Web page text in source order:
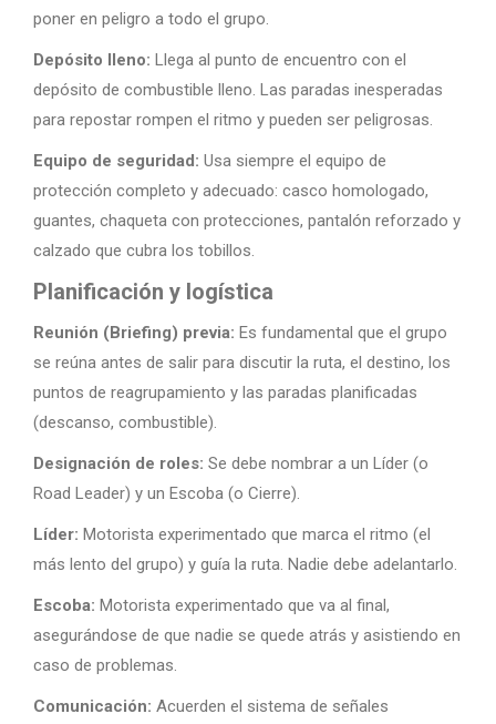
poner en peligro a todo el grupo.
Depósito lleno: Llega al punto de encuentro con el
depósito de combustible lleno. Las paradas inesperadas
para repostar rompen el ritmo y pueden ser peligrosas.
Equipo de seguridad: Usa siempre el equipo de
protección completo y adecuado: casco homologado,
guantes, chaqueta con protecciones, pantalón reforzado y
calzado que cubra los tobillos.
Planificación y logística
Reunión (Briefing) previa: Es fundamental que el grupo
se reúna antes de salir para discutir la ruta, el destino, los
puntos de reagrupamiento y las paradas planificadas
(descanso, combustible).
Designación de roles: Se debe nombrar a un Líder (o
Road Leader) y un Escoba (o Cierre).
Líder: Motorista experimentado que marca el ritmo (el
más lento del grupo) y guía la ruta. Nadie debe adelantarlo.
Escoba: Motorista experimentado que va al final,
asegurándose de que nadie se quede atrás y asistiendo en
caso de problemas.
Comunicación: Acuerden el sistema de señales